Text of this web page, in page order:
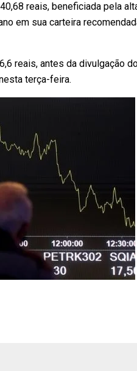
reais, beneficiada pela
em sua carteira
reais, antes da divulgação
terça-feira.